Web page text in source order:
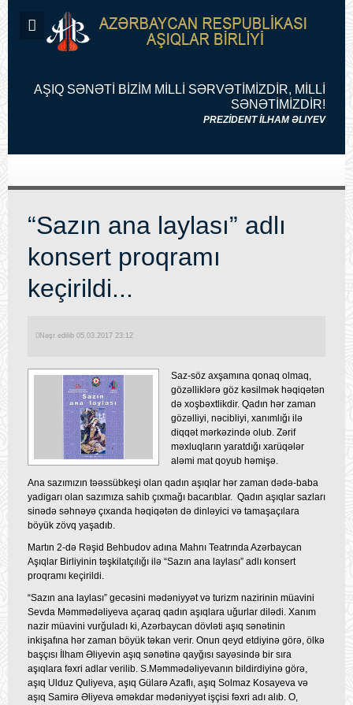
AŞIQ SƏNƏTİ BİZİM MİLLİ SƏRVƏTİMİZDİR, MİLLİ
SƏNƏTİMİZDİR!
PREZİDENT İLHAM ƏLIYEV
“Sazın ana laylası” adlı
konsert proqramı
keçirildi...
Nəşr edilib 05.03.2017 23:12
Saz-söz axşamına qonaq olmaq,
gözəlliklərə göz kəsilmək həqiqətən
də xoşbəxtlikdir. Qadın hər zaman
gözəlliyi, nəcibliyi, xanımlığı ilə
diqqət mərkəzində olub. Zərif
məxluqların yaratdığı xarüqələr
aləmi mat qoyub həmişə.
Ana sazımızın təəssübkeşi olan qadın aşıqlar hər zaman dədə-baba
yadigarı olan sazımıza sahib çıxmağı bacarıblar. Qadın aşıqlar sazları
sinədə səhnəyə çıxanda həqiqətən də dinləyici və tamaşaçılara
böyük zövq yaşadıb.
Martın 2-də Rəşid Behbudov adına Mahnı Teatrında Azərbaycan
Aşıqlar Birliyinin təşkilatçılığı ilə “Sazın ana laylası” adlı konsert
proqramı keçirildi.
“Sazın ana laylası” gecəsini mədəniyyət və turizm nazirinin müavini
Sevda Məmmədəliyeva açaraq qadın aşıqlara uğurlar dilədi. Xanım
nazir müavini vurğuladı ki, Azərbaycan dövləti aşıq sənətinin
inkişafına hər zaman böyük təkan verir. Onun qeyd etdiyinə görə, ölkə
başçısı İlham Əliyevin aşıq sənətinə qayğısı sayəsində bir sıra
aşıqlara fəxri adlar verilib. S.Məmmədəliyevanın bildirdiyinə görə,
aşıq Ulduz Quliyeva, aşıq Gülarə Azaflı, aşıq Solmaz Kosayeva və
aşıq Samirə Əliyeva əməkdar mədəniyyət işçisi fəxri adı alıb. O,